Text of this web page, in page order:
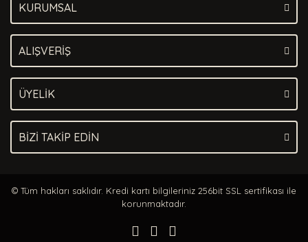
KURUMSAL
ALIŞVERİŞ
ÜYELİK
BİZİ TAKİP EDİN
© Tüm hakları saklıdır. Kredi kartı bilgileriniz 256bit SSL sertifikası ile
korunmaktadır.